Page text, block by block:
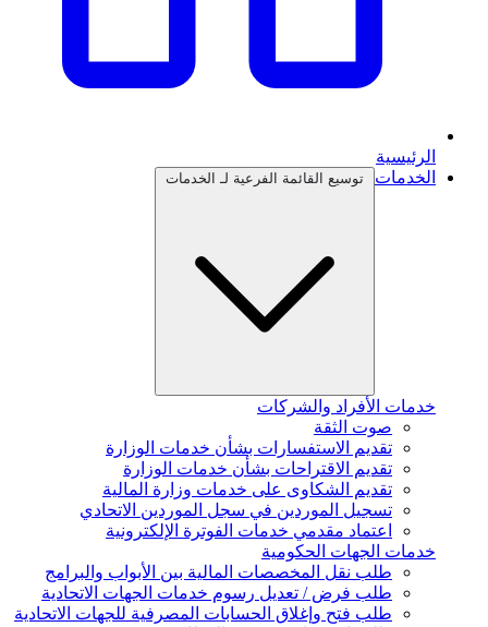
الرئيسية
الخدمات
توسيع القائمة الفرعية لـ الخدمات
خدمات الأفراد والشركات
صوت الثقة
تقديم الاستفسارات بشأن خدمات الوزارة
تقديم الاقتراحات بشأن خدمات الوزارة
تقديم الشكاوى على خدمات وزارة المالية
تسجيل الموردين في سجل الموردين الاتحادي
اعتماد مقدمي خدمات الفوترة الإلكترونية
خدمات الجهات الحكومية
طلب نقل المخصصات المالية بين الأبواب والبرامج
طلب فرض / تعديل رسوم خدمات الجهات الاتحادية
طلب فتح وإغلاق الحسابات المصرفية للجهات الاتحادية